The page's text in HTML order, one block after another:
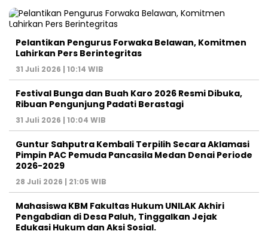
Pelantikan Pengurus Forwaka Belawan, Komitmen
Lahirkan Pers Berintegritas
31 Juli 2026 | 10:14 WIB
Festival Bunga dan Buah Karo 2026 Resmi Dibuka,
Ribuan Pengunjung Padati Berastagi
31 Juli 2026 | 10:04 WIB
Guntur Sahputra Kembali Terpilih Secara Aklamasi
Pimpin PAC Pemuda Pancasila Medan Denai Periode
2026-2029
28 Juli 2026 | 21:05 WIB
Mahasiswa KBM Fakultas Hukum UNILAK Akhiri
Pengabdian di Desa Paluh, Tinggalkan Jejak
Edukasi Hukum dan Aksi Sosial.